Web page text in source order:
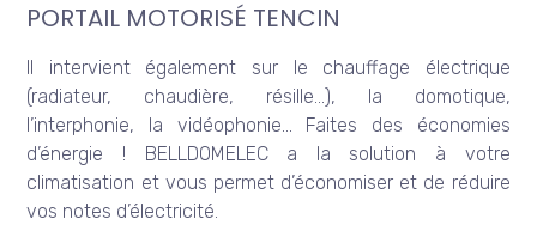
PORTAIL MOTORISÉ TENCIN
Il intervient également sur le chauffage électrique
(radiateur, chaudière, résille…), la domotique,
l’interphonie, la vidéophonie… Faites des économies
d’énergie ! BELLDOMELEC a la solution à votre
climatisation et vous permet d’économiser et de réduire
vos notes d’électricité.